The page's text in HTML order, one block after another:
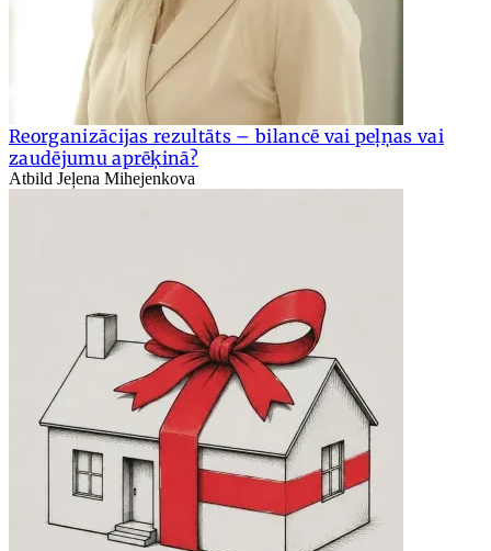
Reorganizācijas rezultāts – bilancē vai peļņas vai
zaudējumu aprēķinā?
Atbild Jeļena Mihejenkova